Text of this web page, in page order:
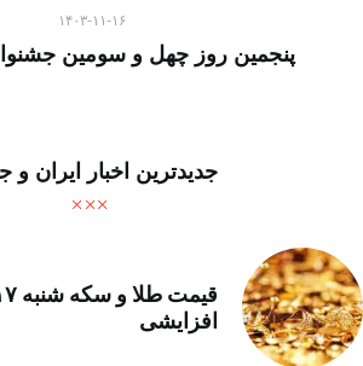
۱۴۰۳-۱۱-۱۶
پنجمین روز چهل‌ و سومین
جدیدترین اخبار ایران و
افزایشی